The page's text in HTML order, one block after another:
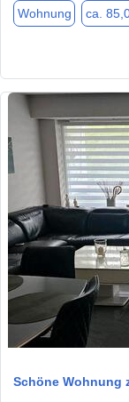
Wohnung ca.
Schöne Wohnung